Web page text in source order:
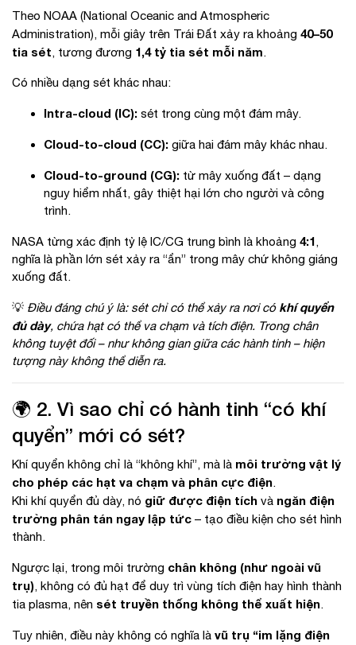
Theo NOAA (National Oceanic and Atmospheric
Administration), mỗi giây trên Trái Đất xảy ra khoảng 40–50
tia sét, tương đương 1,4 tỷ tia sét mỗi năm.
Có nhiều dạng sét khác nhau:
Intra-cloud (IC): sét trong cùng một đám mây.
Cloud-to-cloud (CC): giữa hai đám mây khác nhau.
Cloud-to-ground (CG): từ mây xuống đất – dạng
nguy hiểm nhất, gây thiệt hại lớn cho người và công
trình.
NASA từng xác định tỷ lệ IC/CG trung bình là khoảng 4:1,
nghĩa là phần lớn sét xảy ra “ẩn” trong mây chứ không giáng
xuống đất.
💡 Điều đáng chú ý là: sét chỉ có thể xảy ra nơi có khí quyển
đủ dày, chứa hạt có thể va chạm và tích điện. Trong chân
không tuyệt đối – như không gian giữa các hành tinh – hiện
tượng này không thể diễn ra.
🌍 2. Vì sao chỉ có hành tinh “có khí
quyển” mới có sét?
Khí quyển không chỉ là “không khí”, mà là môi trường vật lý
cho phép các hạt va chạm và phân cực điện.
Khi khí quyển đủ dày, nó giữ được điện tích và ngăn điện
trường phân tán ngay lập tức – tạo điều kiện cho sét hình
thành.
Ngược lại, trong môi trường chân không (như ngoài vũ
trụ), không có đủ hạt để duy trì vùng tích điện hay hình thành
tia plasma, nên sét truyền thống không thể xuất hiện.
Tuy nhiên, điều này không có nghĩa là vũ trụ “im lặng điện